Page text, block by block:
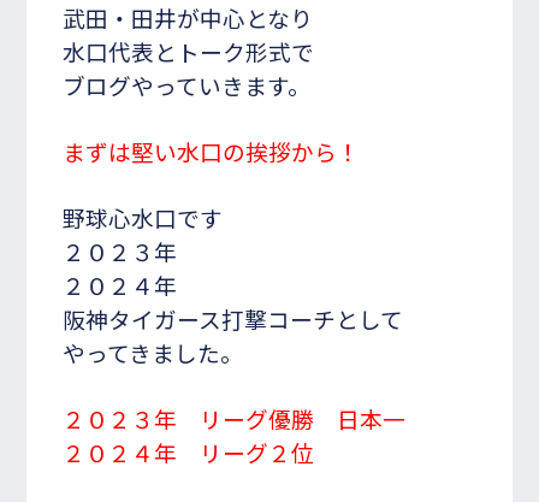
武田・田井が中心となり
水口代表とトーク形式で
ブログやっていきます。
まずは堅い水口の挨拶から！
野球心水口です
２０２３年
２０２４年
阪神タイガース打撃コーチとして
やってきました。
２０２３年 リーグ優勝 日本一
２０２４年 リーグ２位